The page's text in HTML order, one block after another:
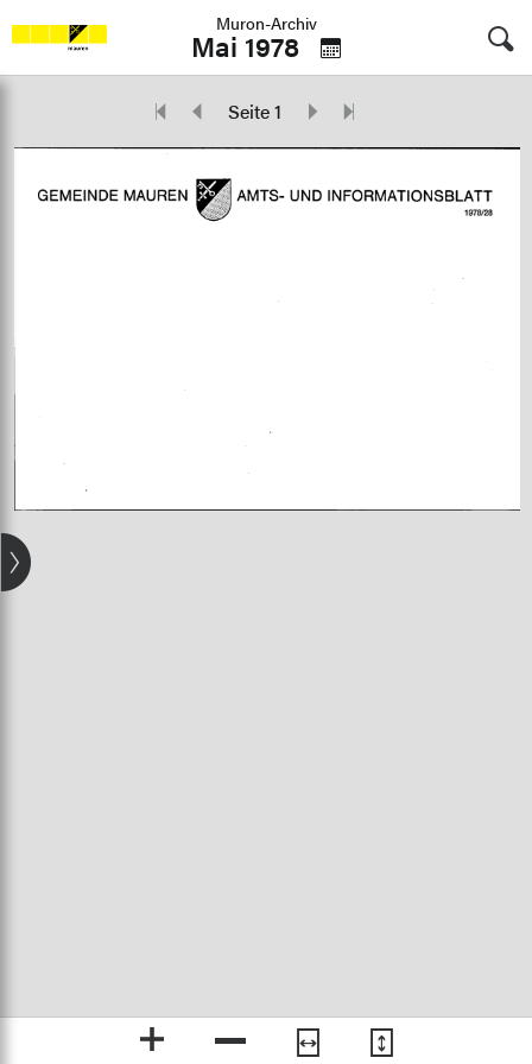
Muron-Archiv
Mai 1978
Seite 1